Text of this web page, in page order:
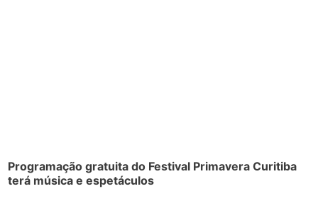
Programação gratuita do Festival Primavera Curitiba
terá música e espetáculos